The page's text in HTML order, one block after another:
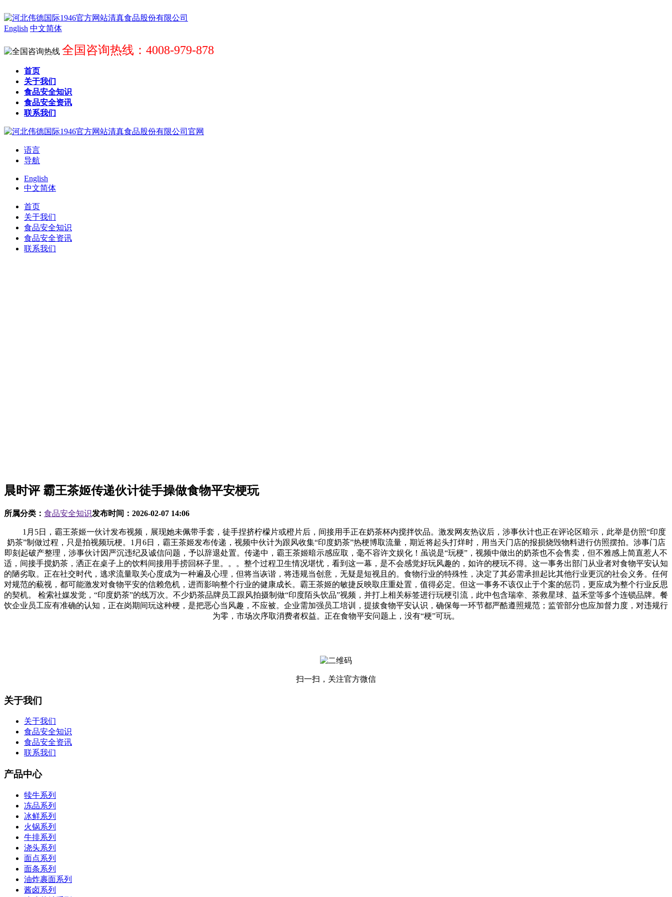
English 中文简体
全国咨询热线：4008-979-878
首页
关于我们
食品安全知识
食品安全资讯
联系我们
语言
导航
English
中文简体
首页
关于我们
食品安全知识
食品安全资讯
联系我们
晨时评 霸王茶姬传递伙计徒手操做食物平安梗玩
所属分类： 食品安全知识发布时间： 2026-02-07 14:06
1月5日，霸王茶姬一伙计发布视频，展现她未佩带手套，徒手捏挤柠檬片或橙片后，间接用手正在奶茶杯内搅拌饮品。激发网友热议后，涉事伙计也正在评论区暗示，此举是仿照“印度
奶茶”制做过程，只是拍视频玩梗。1月6日，霸王茶姬发布传递，视频中伙计为跟风收集“印度奶茶”热梗博取流量，期近将起头打烊时，用当天门店的报损烧毁物料进行仿照摆拍。涉事门店
即刻起破产整理，涉事伙计因严沉违纪及诚信问题，予以辞退处置。传递中，霸王茶姬暗示感应取，毫不容许文娱化！虽说是“玩梗”，视频中做出的奶茶也不会售卖，但不雅感上简直惹人不
适，间接手搅奶茶，洒正在桌子上的饮料间接用手捞回杯子里。。。整个过程卫生情况堪忧，看到这一幕，是不会感觉好玩风趣的，如许的梗玩不得。这一事务出部门从业者对食物平安认知
的陋劣取。正在社交时代，逃求流量取关心度成为一种遍及心理，但将当诙谐，将违规当创意，无疑是短视且的。食物行业的特殊性，决定了其必需承担起比其他行业更沉的社会义务。任何
对规范的藐视，都可能激发对食物平安的信赖危机，进而影响整个行业的健康成长。霸王茶姬的敏捷反映取庄重处置，值得必定。但这一事务不该仅止于个案的惩罚，更应成为整个行业反思
的契机。 检索社媒发觉，“印度奶茶”的线万次。不少奶茶品牌员工跟风拍摄制做“印度陌头饮品”视频，并打上相关标签进行玩梗引流，此中包含瑞幸、茶救星球、益禾堂等多个连锁品牌。餐
饮企业员工应有准确的认知，正在岗期间玩这种梗，是把恶心当风趣，不应被。企业需加强员工培训，提拔食物平安认识，确保每一环节都严酷遵照规范；监管部分也应加督力度，对违规行
为零，市场次序取消费者权益。正在食物平安问题上，没有“梗”可玩。
扫一扫，关注官方微信
关于我们
关于我们
食品安全知识
食品安全资讯
联系我们
产品中心
犊牛系列
冻品系列
冰鲜系列
火锅系列
牛排系列
浇头系列
面点系列
面条系列
油炸裹面系列
酱卤系列